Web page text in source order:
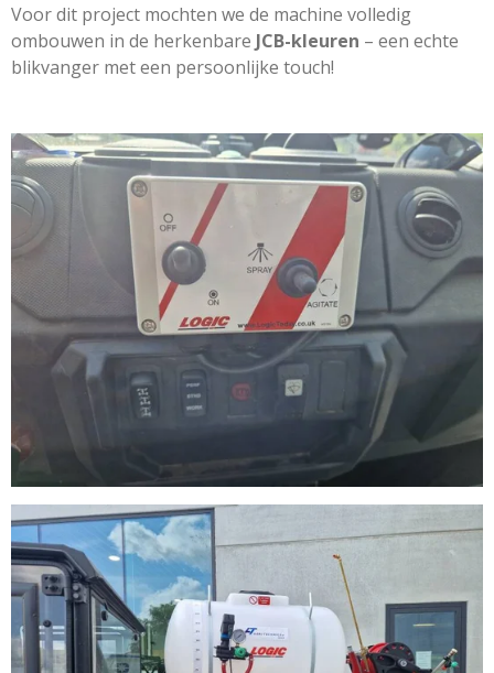
Voor dit project mochten we de machine volledig
ombouwen in de herkenbare JCB-kleuren – een echte
blikvanger met een persoonlijke touch!